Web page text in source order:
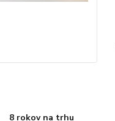
8 rokov na trhu